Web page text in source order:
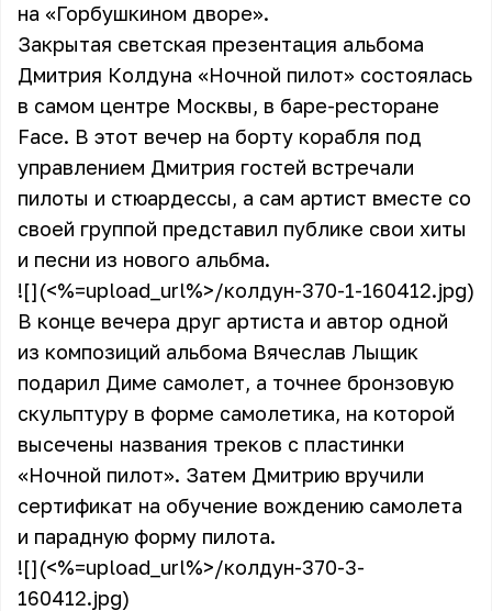
на «Горбушкином дворе».
Закрытая светская презентация альбома
Дмитрия Колдуна «Ночной пилот» состоялась
в самом центре Москвы, в баре-ресторане
Face. В этот вечер на борту корабля под
управлением Дмитрия гостей встречали
пилоты и стюардессы, а сам артист вместе со
своей группой представил публике свои хиты
и песни из нового альбма.
![](<%=upload_url%>/колдун-370-1-160412.jpg)
В конце вечера друг артиста и автор одной
из композиций альбома Вячеслав Лыщик
подарил Диме самолет, а точнее бронзовую
скульптуру в форме самолетика, на которой
высечены названия треков с пластинки
«Ночной пилот». Затем Дмитрию вручили
сертификат на обучение вождению самолета
и парадную форму пилота.
![](<%=upload_url%>/колдун-370-3-
160412.jpg)